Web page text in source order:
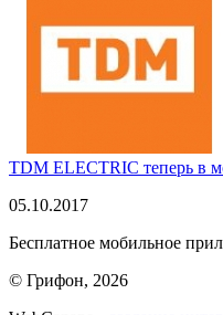
TDM ELECTRIC теперь в
05.10.2017
Бесплатное мобильное
© Грифон, 2026